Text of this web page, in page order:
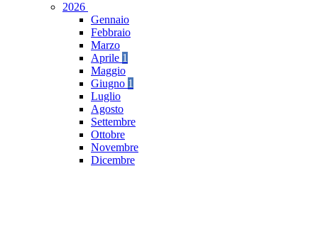
2026
Gennaio
Febbraio
Marzo
Aprile 1
Maggio
Giugno 1
Luglio
Agosto
Settembre
Ottobre
Novembre
Dicembre